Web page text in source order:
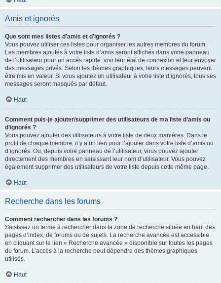
Amis et ignorés
Que sont mes listes d’amis et d’ignorés ?
Vous pouvez utiliser ces listes pour organiser les autres membres du forum.
Les membres ajoutés à votre liste d’amis seront affichés dans votre panneau
de l’utilisateur pour un accès rapide, voir leur état de connexion et leur envoyer
des messages privés. Selon les thèmes graphiques, leurs messages peuvent
être mis en valeur. Si vous ajoutez un utilisateur à votre liste d’ignorés, tous ses
messages seront masqués par défaut.
Haut
Comment puis-je ajouter/supprimer des utilisateurs de ma liste d’amis ou
d’ignorés ?
Vous pouvez ajouter des utilisateurs à votre liste de deux manières. Dans le
profil de chaque membre, il y a un lien pour l’ajouter dans votre liste d’amis ou
d’ignorés. Ou, depuis votre panneau de l’utilisateur, vous pouvez ajouter
directement des membres en saisissant leur nom d’utilisateur. Vous pouvez
également supprimer des utilisateurs de votre liste depuis cette même page.
Haut
Recherche dans les forums
Comment rechercher dans les forums ?
Saisissez un terme à rechercher dans la zone de recherche située en haut des
pages d’index, de forums ou de sujets. La recherche avancée est accessible
en cliquant sur le lien « Recherche avancée » disponible sur toutes les pages
du forum. L’accès à la recherche peut dépendre des thèmes graphiques
utilisés.
Haut